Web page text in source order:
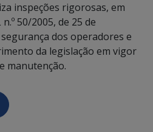
inspeções rigorosas, em
50/2005, de 25 de
dos operadores e
da legislação em vigor
manutenção.